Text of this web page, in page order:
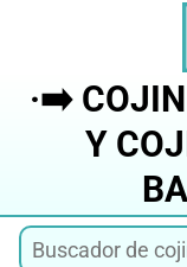
·➡️
Y